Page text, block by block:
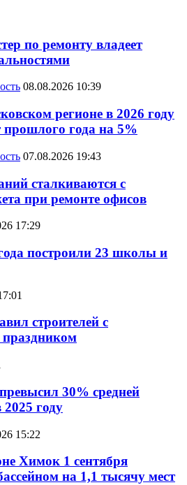
по ремонту владеет
08.08.2026 10:39
регионе в 2026 году
прошлого года на 5%
07.08.2026 19:43
сталкиваются с
при ремонте офисов
17:29
построили 23 школы и
строителей с
30% средней
году
15:22
Химок 1 сентября
на 1,1 тысячу мест